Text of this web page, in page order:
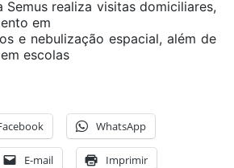
Semus realiza visitas domiciliares,
em
e nebulização espacial, além de
escolas
WhatsApp
E-mail Imprimir